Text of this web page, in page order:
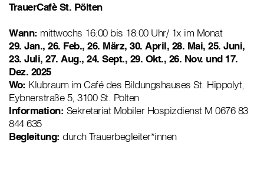
TrauerCafè St. Pölten
Wann: mittwochs 16:00 bis 18:00 Uhr/ 1x im Monat
29. Jan., 26. Feb., 26. März, 30. April, 28. Mai, 25. Juni,
23. Juli, 27. Aug., 24. Sept., 29. Okt., 26. Nov. und 17.
Dez. 2025
Wo: Klubraum im Café des Bildungshauses St. Hippolyt,
Eybnerstraße 5, 3100 St. Pölten
Information: Sekretariat Mobiler Hospizdienst M 0676 83
844 635
Begleitung: durch Trauerbegleiter*innen